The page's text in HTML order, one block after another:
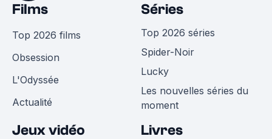
Films
Top 2026 films
Obsession
L'Odyssée
Actualité
Séries
Top 2026 séries
Spider-Noir
Lucky
Les nouvelles séries du
moment
Jeux vidéo Livres